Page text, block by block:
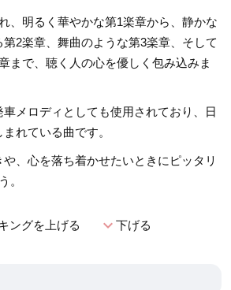
、明るく華やかな第1楽章から、静かな
2楽章、舞曲のような第3楽章、そして
まで、聴く人の心を優しく包み込みま
メロディとしても使用されており、日
れている曲です。
、心を落ち着かせたいときにピッタリ
。
ングを上げる expand_more下げる